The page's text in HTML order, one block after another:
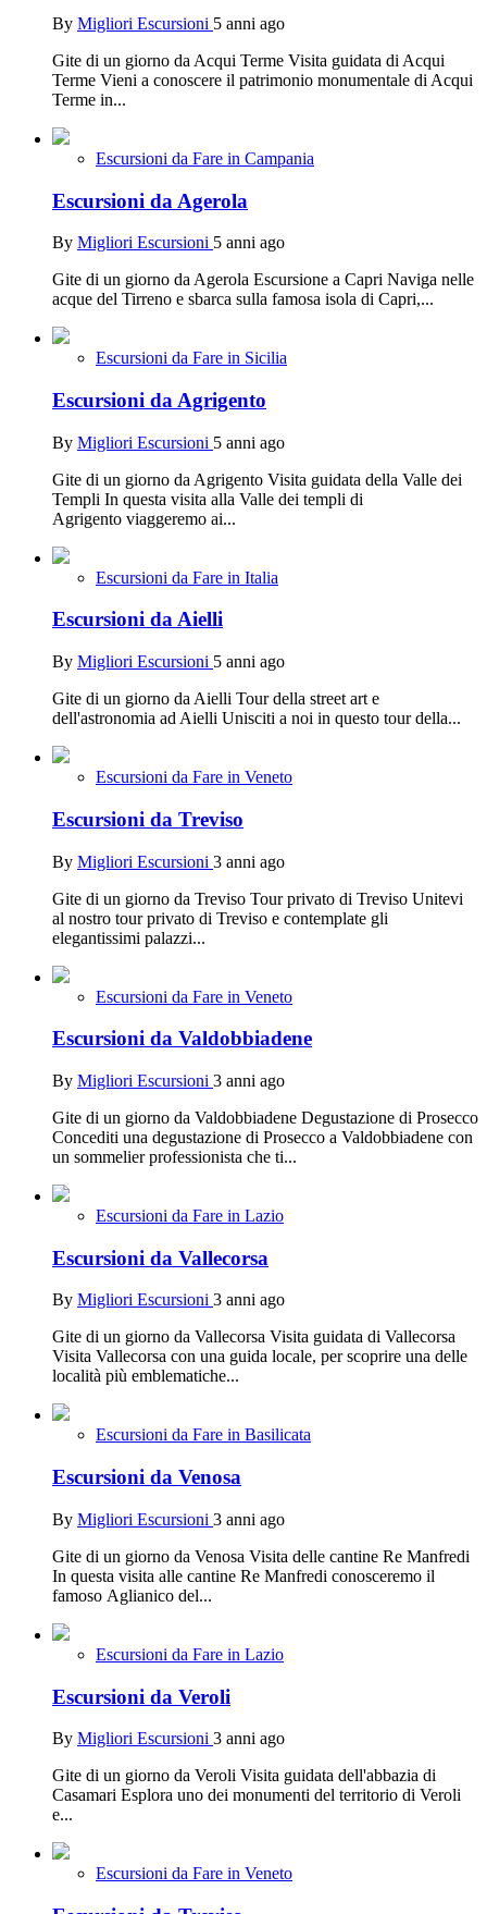
By Migliori Escursioni 5 anni ago
Gite di un giorno da Acqui Terme Visita guidata di Acqui
Terme Vieni a conoscere il patrimonio monumentale di Acqui
Terme in...
Escursioni da Fare in Campania
Escursioni da Agerola
By Migliori Escursioni 5 anni ago
Gite di un giorno da Agerola Escursione a Capri Naviga nelle
acque del Tirreno e sbarca sulla famosa isola di Capri,...
Escursioni da Fare in Sicilia
Escursioni da Agrigento
By Migliori Escursioni 5 anni ago
Gite di un giorno da Agrigento Visita guidata della Valle dei
Templi In questa visita alla Valle dei templi di
Agrigento viaggeremo ai...
Escursioni da Fare in Italia
Escursioni da Aielli
By Migliori Escursioni 5 anni ago
Gite di un giorno da Aielli Tour della street art e
dell'astronomia ad Aielli Unisciti a noi in questo tour della...
Escursioni da Fare in Veneto
Escursioni da Treviso
By Migliori Escursioni 3 anni ago
Gite di un giorno da Treviso Tour privato di Treviso Unitevi
al nostro tour privato di Treviso e contemplate gli
elegantissimi palazzi...
Escursioni da Fare in Veneto
Escursioni da Valdobbiadene
By Migliori Escursioni 3 anni ago
Gite di un giorno da Valdobbiadene Degustazione di Prosecco
Concediti una degustazione di Prosecco a Valdobbiadene con
un sommelier professionista che ti...
Escursioni da Fare in Lazio
Escursioni da Vallecorsa
By Migliori Escursioni 3 anni ago
Gite di un giorno da Vallecorsa Visita guidata di Vallecorsa
Visita Vallecorsa con una guida locale, per scoprire una delle
località più emblematiche...
Escursioni da Fare in Basilicata
Escursioni da Venosa
By Migliori Escursioni 3 anni ago
Gite di un giorno da Venosa Visita delle cantine Re Manfredi
In questa visita alle cantine Re Manfredi conosceremo il
famoso Aglianico del...
Escursioni da Fare in Lazio
Escursioni da Veroli
By Migliori Escursioni 3 anni ago
Gite di un giorno da Veroli Visita guidata dell'abbazia di
Casamari Esplora uno dei monumenti del territorio di Veroli
e...
Escursioni da Fare in Veneto